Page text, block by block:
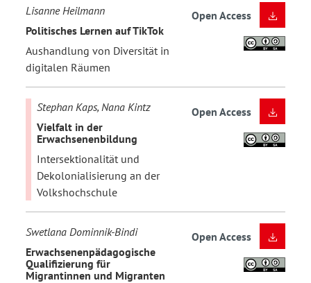
Lisanne Heilmann
Politisches Lernen auf TikTok
Aushandlung von Diversität in
digitalen Räumen
Open Access
Stephan Kaps, Nana Kintz
Vielfalt in der
Erwachsenenbildung
Intersektionalität und
Dekolonialisierung an der
Volkshochschule
Open Access
Swetlana Dominnik-Bindi
Erwachsenenpädagogische
Qualifizierung für
Migrantinnen und Migranten
Open Access